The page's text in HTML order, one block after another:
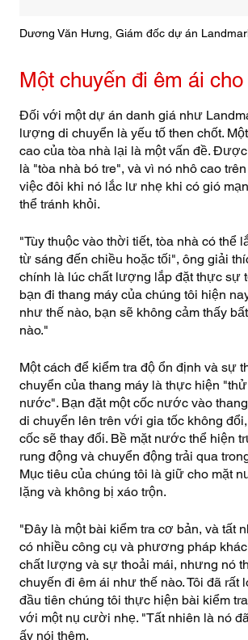
Dương Văn Hưng, Giám đốc dự án
Một chuyến đi êm ái
Đối với một dự án danh giá như
lượng di chuyển là yếu tố then chốt.
cao của tòa nhà lại là một vấn đề.
là "tòa nhà bó tre", và vì nó nhô cao
việc đôi khi nó lắc lư nhẹ khi có gió
thể tránh khỏi.
"Tùy thuộc vào thời tiết, tòa nhà có thể
từ sáng đến chiều hoặc tối", ông giải
chính là lúc chất lượng lắp đặt thực sự
bạn đi thang máy của chúng tôi hiện
như thế nào, bạn sẽ không cảm thấy
nào."
Một cách để kiểm tra độ ổn định và sự
chuyển của thang máy là thực hiện
nước". Bạn đặt một cốc nước vào
di chuyển lên trên với gia tốc không
cốc sẽ thay đổi. Bề mặt nước thể hiện
rung động và chuyển động trải qua
Mục tiêu của chúng tôi là giữ cho mặt
lặng và không bị xáo trộn.
"Đây là một bài kiểm tra cơ bản, và tất
có nhiều công cụ và phương pháp
chất lượng và sự thoải mái, nhưng nó
chuyến đi êm ái như thế nào. Tôi đã rất
đầu tiên chúng tôi thực hiện bài kiểm
với một nụ cười nhẹ. "Tất nhiên là nó
ấy nói thêm.